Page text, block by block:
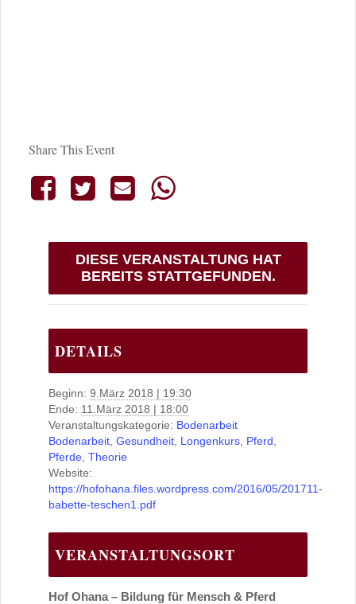
Share This Event
DIESE VERANSTALTUNG HAT
BEREITS STATTGEFUNDEN.
DETAILS
Beginn: 9.März 2018 | 19:30
Ende: 11.März 2018 | 18:00
Veranstaltungskategorie: Bodenarbeit
Bodenarbeit, Gesundheit, Longenkurs, Pferd,
Pferde, Theorie
Website:
https://hofohana.files.wordpress.com/2016/05/201711-
babette-teschen1.pdf
VERANSTALTUNGSORT
Hof Ohana – Bildung für Mensch & Pferd